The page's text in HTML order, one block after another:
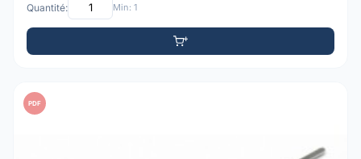
Quantité: Min: 1
PDF